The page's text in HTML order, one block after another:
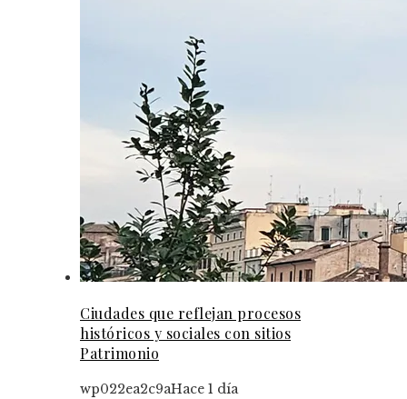
Ciudades que reflejan procesos
históricos y sociales con sitios
Patrimonio
wp022ea2c9aHace 1 día